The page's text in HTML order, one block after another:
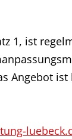
1, ist
Angebot